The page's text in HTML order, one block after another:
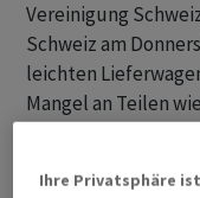
Vereinigung
Schweiz am
leichten
Mangel an Teilen
"Dadurch konnte
Ihre Privatsphäre